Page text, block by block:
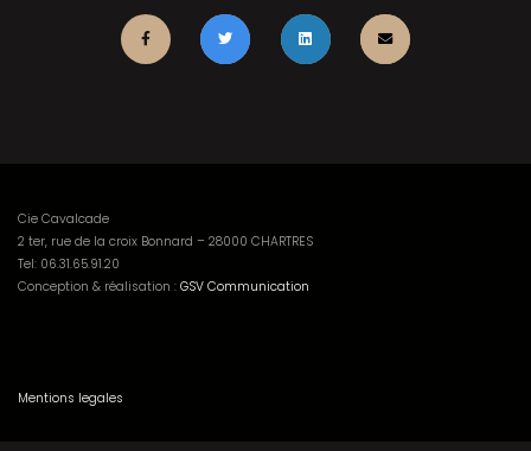
Cie Cavalcade
2 ter, rue de la croix Bonnard – 28000 CHARTRES
Tel: 06.31.65.91.20
Conception & réalisation : GSV Communication
Mentions legales